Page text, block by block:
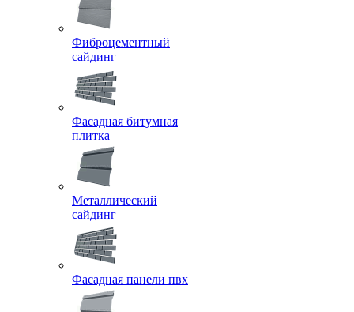
Фиброцементный
сайдинг
Фасадная битумная
плитка
Металлический
сайдинг
Фасадная панели пвх